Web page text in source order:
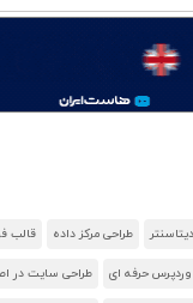
طراحی مرکز داده قالب
حرفه ای طراحی سایت در